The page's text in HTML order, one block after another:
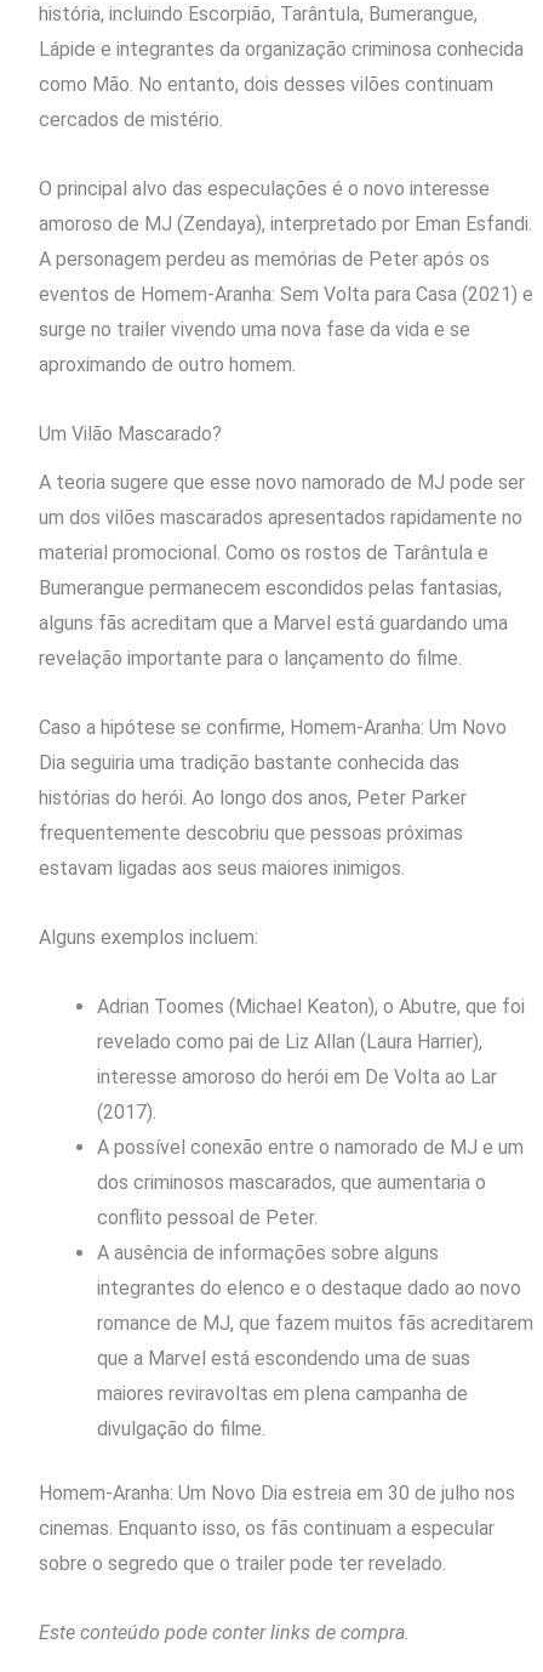
história, incluindo Escorpião, Tarântula, Bumerangue,
Lápide e integrantes da organização criminosa conhecida
como Mão. No entanto, dois desses vilões continuam
cercados de mistério.
O principal alvo das especulações é o novo interesse
amoroso de MJ (Zendaya), interpretado por Eman Esfandi.
A personagem perdeu as memórias de Peter após os
eventos de Homem-Aranha: Sem Volta para Casa (2021) e
surge no trailer vivendo uma nova fase da vida e se
aproximando de outro homem.
Um Vilão Mascarado?
A teoria sugere que esse novo namorado de MJ pode ser
um dos vilões mascarados apresentados rapidamente no
material promocional. Como os rostos de Tarântula e
Bumerangue permanecem escondidos pelas fantasias,
alguns fãs acreditam que a Marvel está guardando uma
revelação importante para o lançamento do filme.
Caso a hipótese se confirme, Homem-Aranha: Um Novo
Dia seguiria uma tradição bastante conhecida das
histórias do herói. Ao longo dos anos, Peter Parker
frequentemente descobriu que pessoas próximas
estavam ligadas aos seus maiores inimigos.
Alguns exemplos incluem:
Adrian Toomes (Michael Keaton), o Abutre, que foi
revelado como pai de Liz Allan (Laura Harrier),
interesse amoroso do herói em De Volta ao Lar
(2017).
A possível conexão entre o namorado de MJ e um
dos criminosos mascarados, que aumentaria o
conflito pessoal de Peter.
A ausência de informações sobre alguns
integrantes do elenco e o destaque dado ao novo
romance de MJ, que fazem muitos fãs acreditarem
que a Marvel está escondendo uma de suas
maiores reviravoltas em plena campanha de
divulgação do filme.
Homem-Aranha: Um Novo Dia estreia em 30 de julho nos
cinemas. Enquanto isso, os fãs continuam a especular
sobre o segredo que o trailer pode ter revelado.
Este conteúdo pode conter links de compra.